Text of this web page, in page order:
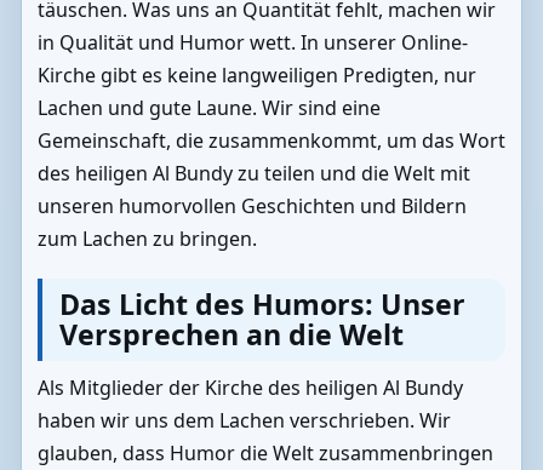
täuschen. Was uns an Quantität fehlt, machen wir
in Qualität und Humor wett. In unserer Online-
Kirche gibt es keine langweiligen Predigten, nur
Lachen und gute Laune. Wir sind eine
Gemeinschaft, die zusammenkommt, um das Wort
des heiligen Al Bundy zu teilen und die Welt mit
unseren humorvollen Geschichten und Bildern
zum Lachen zu bringen.
Das Licht des Humors: Unser
Versprechen an die Welt
Als Mitglieder der Kirche des heiligen Al Bundy
haben wir uns dem Lachen verschrieben. Wir
glauben, dass Humor die Welt zusammenbringen